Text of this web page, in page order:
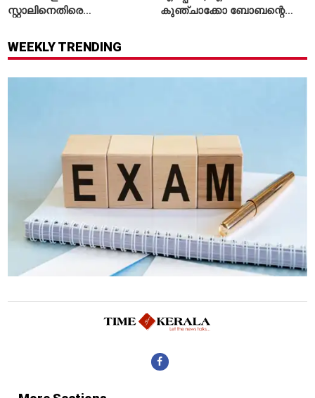
സ്റ്റാലിനെതിരെ
എന്തെല്ലാം കുറ്റങ്ങൾ?
കുഞ്ചാക്കോ ബോബന്റെ
WEEKLY TRENDING